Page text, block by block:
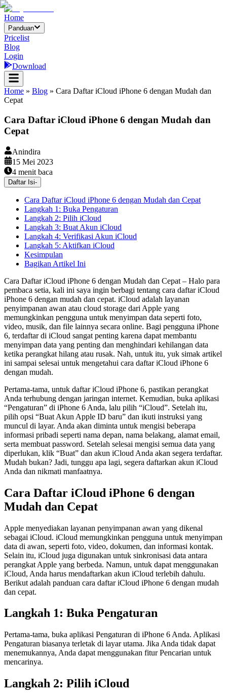
Home
Panduan
Pricelist
Blog
Login
Download
Home » Blog » Cara Daftar iCloud iPhone 6 dengan Mudah dan
Cepat
Cara Daftar iCloud iPhone 6 dengan Mudah dan
Cepat
Anindira
15 Mei 2023
4 menit baca
Daftar Isi-
Cara Daftar iCloud iPhone 6 dengan Mudah dan Cepat
Langkah 1: Buka Pengaturan
Langkah 2: Pilih iCloud
Langkah 3: Buat Akun iCloud
Langkah 4: Verifikasi Akun iCloud
Langkah 5: Aktifkan iCloud
Kesimpulan
Bagikan Artikel Ini
Cara Daftar iCloud iPhone 6 dengan Mudah dan Cepat – Halo para
pembaca setia, kali ini saya ingin berbagi tentang cara daftar iCloud
iPhone 6 dengan mudah dan cepat. iCloud adalah layanan
penyimpanan awan atau cloud storage dari Apple yang
memungkinkan pengguna untuk menyimpan data seperti foto,
video, musik, dan file lainnya secara online. Bagi pengguna iPhone
6, terdaftar di iCloud sangat penting karena dapat membantu
menyimpan data yang penting dan menghindari kehilangan data
ketika perangkat hilang atau rusak. Nah, untuk itu, yuk simak artikel
ini sampai selesai untuk mengetahui cara daftar iCloud iPhone 6
dengan mudah.
Pertama-tama, untuk daftar iCloud iPhone 6, pastikan perangkat
Anda terhubung dengan jaringan internet. Kemudian, buka aplikasi
“Pengaturan” di iPhone 6 Anda, lalu pilih “iCloud”. Setelah itu,
pilih opsi “Buat Akun Apple ID baru” dan ikuti instruksi yang
muncul di layar. Anda akan diminta untuk mengisi beberapa
informasi pribadi seperti nama depan, nama belakang, alamat email,
serta membuat password. Setelah selesai mengisi semua data yang
diperlukan, klik “Buat” dan akun iCloud Anda akan segera terdaftar.
Mudah bukan? Jadi, tunggu apa lagi, segera daftarkan akun iCloud
Anda dan nikmati manfaatnya.
Cara Daftar iCloud iPhone 6 dengan
Mudah dan Cepat
Apple menyediakan layanan penyimpanan awan yang dikenal
sebagai iCloud. iCloud memungkinkan pengguna untuk menyimpan
data di awan, seperti foto, video, dokumen, dan informasi kontak.
Selain itu, iCloud juga digunakan untuk sinkronisasi data antara
perangkat Apple yang berbeda. Namun, untuk dapat menggunakan
iCloud, Anda harus mendaftarkan akun iCloud terlebih dahulu.
Berikut adalah panduan cara daftar iCloud iPhone 6 dengan mudah
dan cepat.
Langkah 1: Buka Pengaturan
Pertama-tama, buka aplikasi Pengaturan di iPhone 6 Anda. Aplikasi
Pengaturan biasanya terletak di layar utama. Jika Anda tidak dapat
menemukannya, Anda dapat menggunakan fitur Pencarian untuk
mencarinya.
Langkah 2: Pilih iCloud